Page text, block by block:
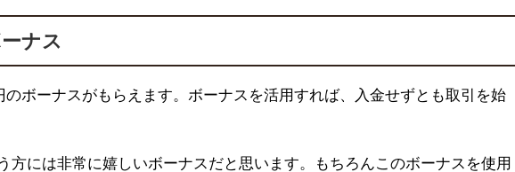
ナス
ボーナスがもらえます。ボーナスを活用すれば、入金せずとも取引を始
方には非常に嬉しいボーナスだと思います。もちろんこのボーナスを使用